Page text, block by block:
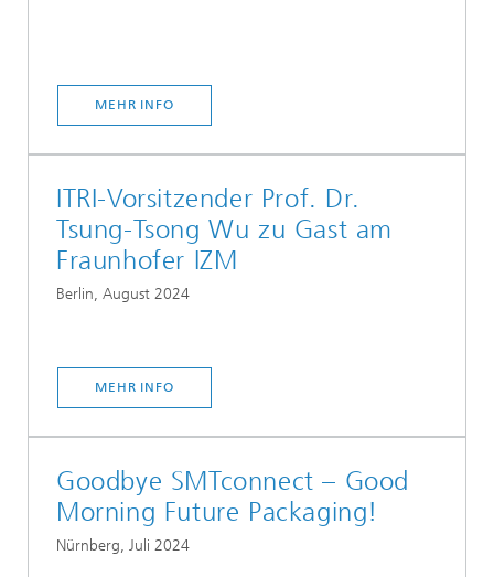
MEHR INFO
ITRI-Vorsitzender Prof. Dr.
Tsung-Tsong Wu zu Gast am
Fraunhofer IZM
Berlin, August 2024
MEHR INFO
Goodbye SMTconnect – Good
Morning Future Packaging!
Nürnberg, Juli 2024